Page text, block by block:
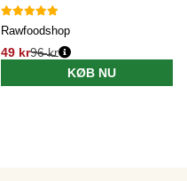
Rawfoodshop
49 kr96 kr
KØB NU